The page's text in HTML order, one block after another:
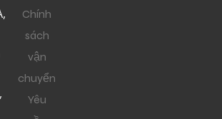
Chính
sách
vận
chuyển
Yêu